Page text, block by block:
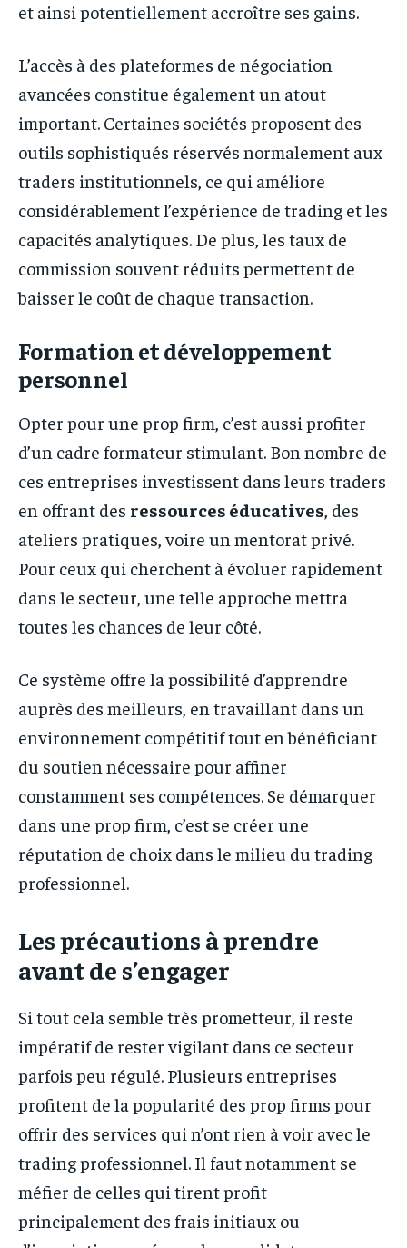
et ainsi potentiellement accroître ses gains.
L’accès à des plateformes de négociation
avancées constitue également un atout
important. Certaines sociétés proposent des
outils sophistiqués réservés normalement aux
traders institutionnels, ce qui améliore
considérablement l’expérience de trading et les
capacités analytiques. De plus, les taux de
commission souvent réduits permettent de
baisser le coût de chaque transaction.
Formation et développement
personnel
Opter pour une prop firm, c’est aussi profiter
d’un cadre formateur stimulant. Bon nombre de
ces entreprises investissent dans leurs traders
en offrant des ressources éducatives , des
ateliers pratiques, voire un mentorat privé.
Pour ceux qui cherchent à évoluer rapidement
dans le secteur, une telle approche mettra
toutes les chances de leur côté.
Ce système offre la possibilité d’apprendre
auprès des meilleurs, en travaillant dans un
environnement compétitif tout en bénéficiant
du soutien nécessaire pour affiner
constamment ses compétences. Se démarquer
dans une prop firm, c’est se créer une
réputation de choix dans le milieu du trading
professionnel.
Les précautions à prendre
avant de s’engager
Si tout cela semble très prometteur, il reste
impératif de rester vigilant dans ce secteur
parfois peu régulé. Plusieurs entreprises
profitent de la popularité des prop firms pour
offrir des services qui n’ont rien à voir avec le
trading professionnel. Il faut notamment se
méfier de celles qui tirent profit
principalement des frais initiaux ou